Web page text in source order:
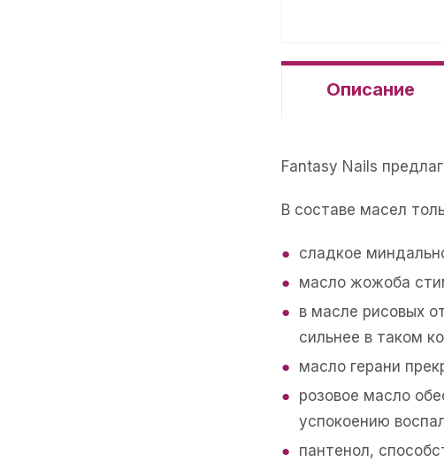
Описание
Fantasy Nails
В составе масел
сладкое
масло жожоба
в масле рисовых
сильнее в таком
масло герани
розовое масло
успокоению
пантенол,